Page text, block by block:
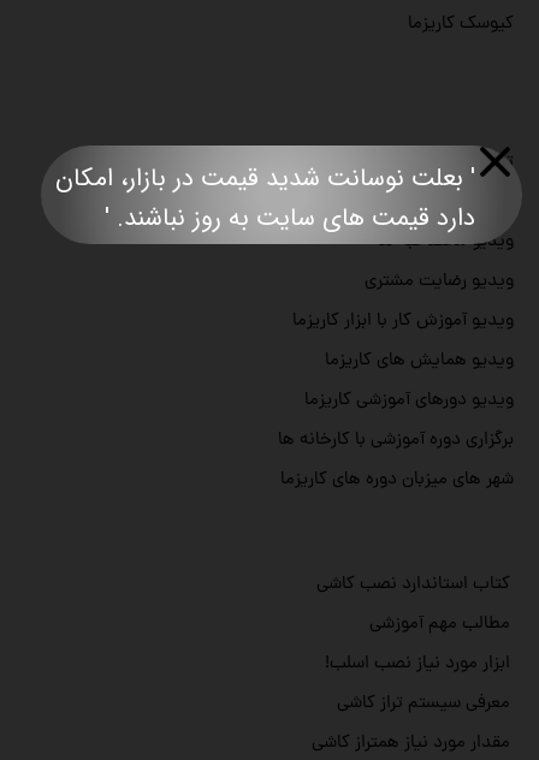
تصاویر نمایشگاه های شرکت شده
تصاویر پروژه ها انجام شده
ویدیو محصاحبه ها
ویدیو رضایت مشتری
ویدیو آموزش کار با ابزار کاریزما
ویدیو همایش های کاریزما
ویدیو دورهای آموزشی کاریزما
برگزاری دوره آموزشی با کارخانه ها
شهر های میزبان دوره های کاریزما
کیوسک کاریزما
کتاب استاندارد نصب کاشی
مطالب مهم آموزشی
ابزار مورد نیاز نصب اسلب!
معرفی سیستم تراز کاشی
مقدار مورد نیاز همتراز کاشی
' بعلت نوسانت شدید قیمت در بازار، امکان
دارد قیمت های سایت به روز نباشند. '​​​​​​​​​​​​​​